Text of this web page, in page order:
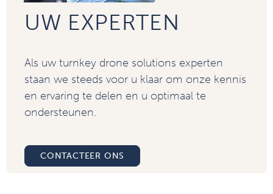
UW EXPERTEN
Als uw turnkey drone solutions experten
staan we steeds voor u klaar om onze kennis
en ervaring te delen en u optimaal te
ondersteunen.
CONTACTEER ONS